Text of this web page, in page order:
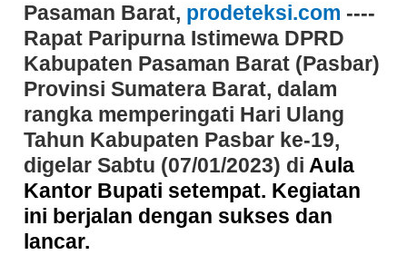
Pasaman Barat, prodeteksi.com ----
Rapat Paripurna Istimewa DPRD
Kabupaten Pasaman Barat (Pasbar)
Provinsi Sumatera Barat, dalam
rangka memperingati Hari Ulang
Tahun Kabupaten Pasbar ke-19,
digelar Sabtu (07/01/2023) di Aula
Kantor Bupati setempat. Kegiatan
ini berjalan dengan sukses dan
lancar.